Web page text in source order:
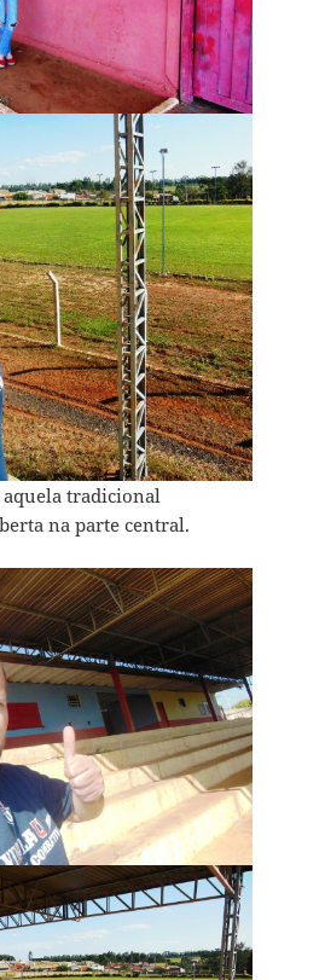
aquela tradicional
na parte central.